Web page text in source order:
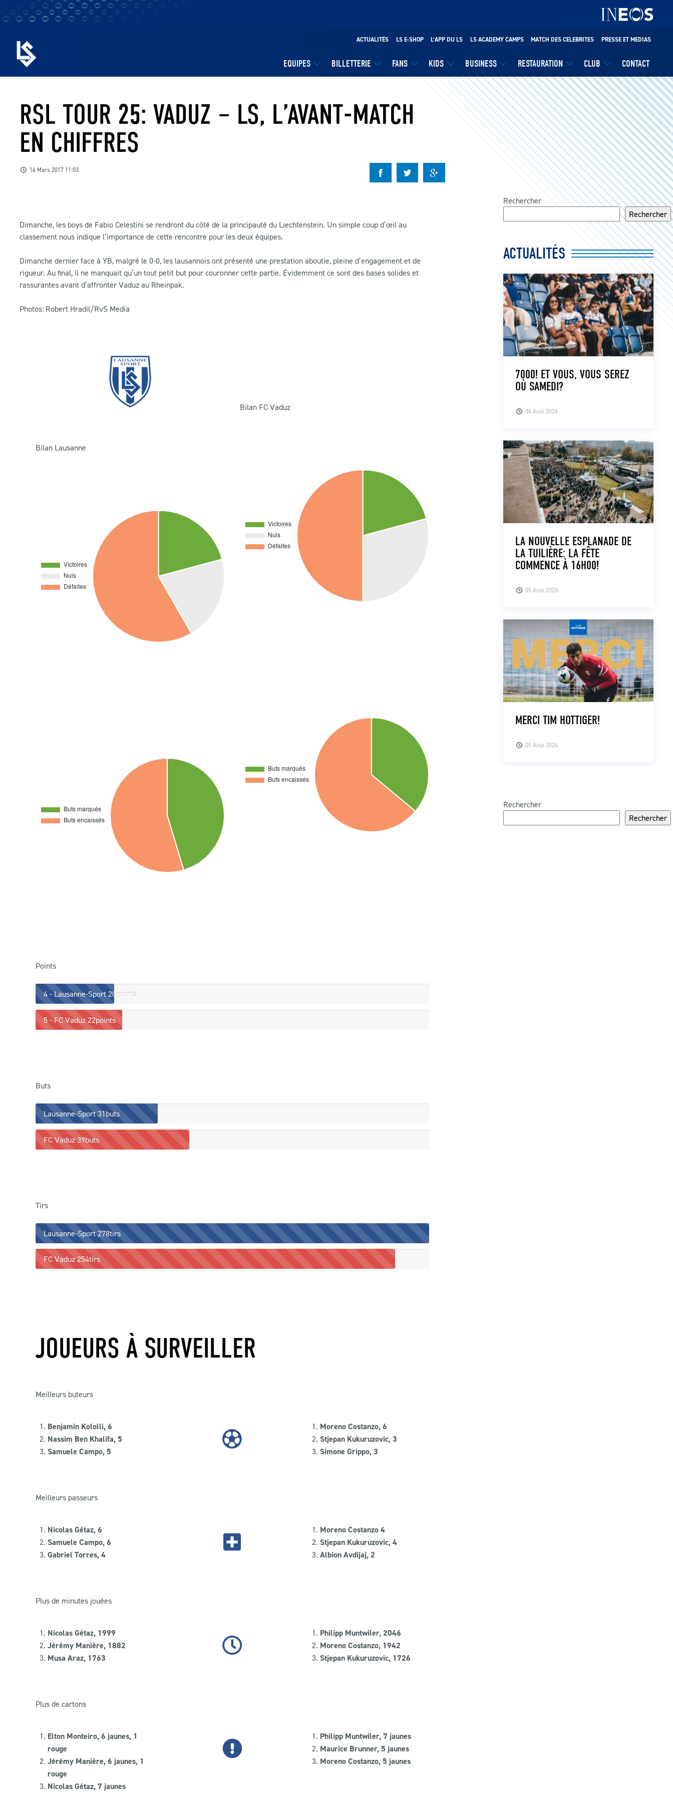
EQUIPES BILLETTERIE FANS KIDS BUSINESS RESTAURATION CLUB CONTACT
ACTUALITÉS LS E-SHOP L’APP DU LS LS ACADEMY CAMPS MATCH DES CELEBRITES PRESSE ET MEDIAS
RSL TOUR 25: VADUZ – LS, L’AVANT-MATCH
EN CHIFFRES
16 Mars 2017 11:03
Dimanche, les boys de Fabio Celestini se rendront du côté de la principauté du Liechtenstein. Un simple coup d’œil au
classement nous indique l’importance de cette rencontre pour les deux équipes.
Dimanche dernier face à YB, malgré le 0-0, les lausannois ont présenté une prestation aboutie, pleine d’engagement et de
rigueur. Au final, il ne manquait qu’un tout petit but pour couronner cette partie. Évidemment ce sont des bases solides et
rassurantes avant d’affronter Vaduz au Rheinpak.
Photos: Robert Hradil/RvS Media
Bilan Lausanne
Bilan FC Vaduz
Points
4 - Lausanne-Sport20points
5 - FC Vaduz22points
Buts
Lausanne-Sport31buts
FC Vaduz39buts
Tirs
Lausanne-Sport278tirs
FC Vaduz254tirs
JOUEURS À SURVEILLER
Meilleurs buteurs
Benjamin Kololli, 6
Nassim Ben Khalifa, 5
Samuele Campo, 5
Moreno Costanzo, 6
Stjepan Kukuruzovic, 3
Simone Grippo, 3
Meilleurs passeurs
Nicolas Gétaz, 6
Samuele Campo, 6
Gabriel Torres, 4
Moreno Costanzo 4
Stjepan Kukuruzovic, 4
Albion Avdijaj, 2
Plus de minutes jouées
Nicolas Gétaz, 1999
Jérémy Manière, 1882
Musa Araz, 1763
Philipp Muntwiler, 2046
Moreno Costanzo, 1942
Stjepan Kukuruzovic, 1726
Plus de cartons
Elton Monteiro, 6 jaunes, 1
rouge
Jérémy Manière, 6 jaunes, 1
rouge
Nicolas Gétaz, 7 jaunes
Philipp Muntwiler, 7 jaunes
Maurice Brunner, 5 jaunes
Moreno Costanzo, 5 jaunes
Rechercher
Rechercher
ACTUALITÉS
06 Août 2026
7000! ET VOUS, VOUS SEREZ
OÙ SAMEDI?
05 Août 2026
LA NOUVELLE ESPLANADE DE
LA TUILIÈRE: LA FÊTE
COMMENCE À 16H00!
05 Août 2026
MERCI TIM HOTTIGER!
Rechercher
Rechercher